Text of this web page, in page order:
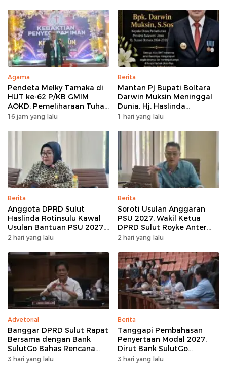
Agama
Pendeta Melky Tamaka di
HUT ke-62 P/KB GMIM
AOKD: Pemeliharaan Tuhan
Adalah Berkat Terbesar
16 jam yang lalu
Berita
Mantan Pj Bupati Boltara
Darwin Muksin Meninggal
Dunia, Hj. Haslinda
Rotinsulu Sampaikan Turut
Almarhum Sosok
Berdedikasi
1 hari yang lalu
Berita
Anggota DPRD Sulut
Haslinda Rotinsulu Kawal
Usulan Bantuan PSU 2027,
BMR Diharap Jadi
2 hari yang lalu
Berita
Soroti Usulan Anggaran
PSU 2027, Wakil Ketua
DPRD Sulut Royke Anter
Minta Perkimtan Turun
2 hari yang lalu
Advetorial
Banggar DPRD Sulut Rapat
Bersama dengan Bank
SulutGo Bahas Rencana
Penyertaan Modal Rp30
3 hari yang lalu
Berita
Tanggapi Pembahasan
Penyertaan Modal 2027,
Dirut Bank SulutGo
Jelaskan Pentingnya
3 hari yang lalu